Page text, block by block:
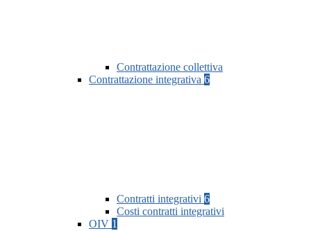
Contrattazione collettiva
Contrattazione integrativa 6
Contratti integrativi 6
Costi contratti integrativi
OIV 1